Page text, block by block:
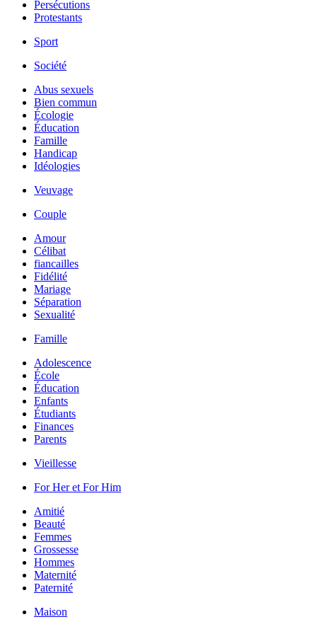
Persécutions
Protestants
Sport
Société
Abus sexuels
Bien commun
Écologie
Éducation
Famille
Handicap
Idéologies
Veuvage
Couple
Amour
Célibat
fiancailles
Fidélité
Mariage
Séparation
Sexualité
Famille
Adolescence
École
Éducation
Enfants
Étudiants
Finances
Parents
Vieillesse
For Her et For Him
Amitié
Beauté
Femmes
Grossesse
Hommes
Maternité
Paternité
Maison